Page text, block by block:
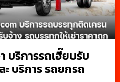
บริการรถเฮี๊ยบรับ
ะ บริการ รถยกรถ